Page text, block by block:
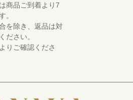
商品ご到着より7
。
を除き、返品は対
ださい。
りご確認くださ